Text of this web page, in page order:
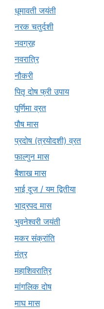
धूमावती जयंती
नरक चतुर्दशी
नवग्रह
नवरात्रि
नौकरी
पितृ दोष फ्री उपाय
पूर्णिमा व्रत
पौष मास
प्रदोष (त्रयोदशी) व्रत
फाल्गुन मास
बैशाख मास
भाई दूज / यम द्वितीया
भाद्रपद मास
भुवनेश्वरी जयंती
मकर संक्रांति
मंत्र
महाशिवरात्रि
मांगलिक दोष
माघ मास